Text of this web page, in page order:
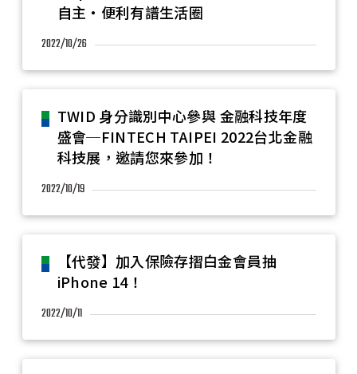
自主‧便利有譜生活圈
2022/10/26
TWID 身分識別中心參與 金融科技年度
盛會─FINTECH TAIPEI 2022台北金融
科技展，邀請您來參加！
2022/10/19
【代發】加入保險存摺白金會員抽
iPhone 14！
2022/10/11